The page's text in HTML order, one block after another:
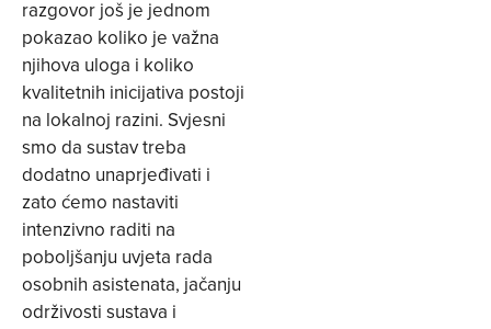
razgovor još je jednom
pokazao koliko je važna
njihova uloga i koliko
kvalitetnih inicijativa postoji
na lokalnoj razini. Svjesni
smo da sustav treba
dodatno unaprjeđivati i
zato ćemo nastaviti
intenzivno raditi na
poboljšanju uvjeta rada
osobnih asistenata, jačanju
održivosti sustava i